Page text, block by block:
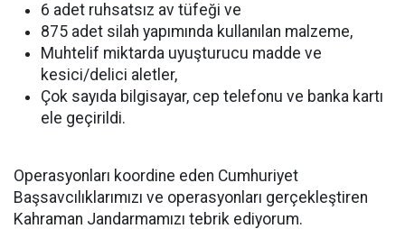
6 adet ruhsatsız av tüfeği ve
875 adet silah yapımında kullanılan malzeme,
Muhtelif miktarda uyuşturucu madde ve
kesici/delici aletler,
Çok sayıda bilgisayar, cep telefonu ve banka kartı
ele geçirildi.
Operasyonları koordine eden Cumhuriyet
Başsavcılıklarımızı ve operasyonları gerçekleştiren
Kahraman Jandarmamızı tebrik ediyorum.